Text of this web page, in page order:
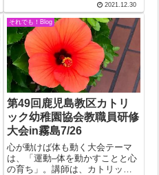
資本論」(斉藤幸平著）からの感
想だが。マイバッグを持とう運
動を揶揄したような言葉だが、
共感したのは確かだ。なぜか。
台所の資源ゴミ袋が...
2021.12.30
それでも！Blog
第49回鹿児島教区カトリ
ック幼稚園協会教職員研修
大会in霧島7/26
心が動けば体も動く大会テーマ
は、「運動–体を動かすことと心
の育ち」。講師は、カトリック